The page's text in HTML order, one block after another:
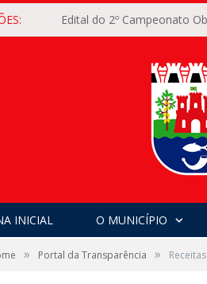
Edital do 2º Campeonato
INICIAL O MUNICÍPIO
» Portal da Transparência »